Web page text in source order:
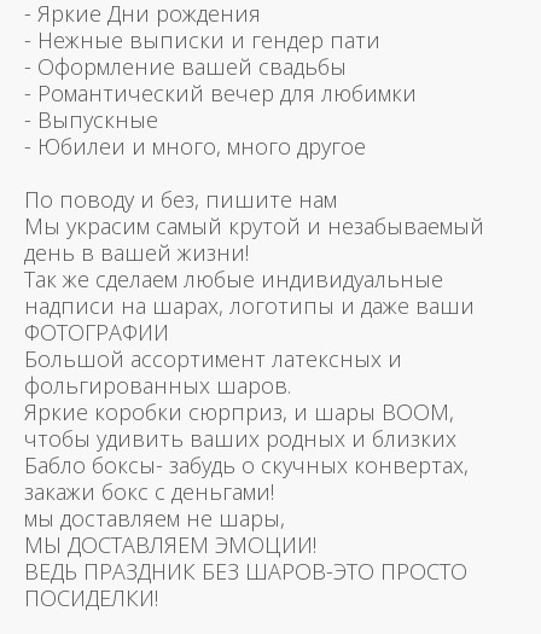
- Яркие Дни рождения
- Нежные выписки и гендер пати
- Оформление вашей свадьбы
- Романтический вечер для любимки
- Выпускные
- Юбилеи и много, много другое
По поводу и без, пишите нам
Мы украсим самый крутой и незабываемый
день в вашей жизни!
Так же сделаем любые индивидуальные
надписи на шарах, логотипы и даже ваши
ФОТОГРАФИИ
Большой ассортимент латексных и
фольгированных шаров.
Яркие коробки сюрприз, и шары BOOM,
чтобы удивить ваших родных и близких
Бабло боксы- забудь о скучных конвертах,
закажи бокс с деньгами!
мы доставляем не шары,
МЫ ДОСТАВЛЯЕМ ЭМОЦИИ!
ВЕДЬ ПРАЗДНИК БЕЗ ШАРОВ-ЭТО ПРОСТО
ПОСИДЕЛКИ!